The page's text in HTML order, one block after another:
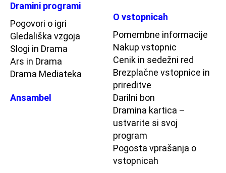
Dramini programi
Pogovori o igri
Gledališka vzgoja
Slogi in Drama
Ars in Drama
Drama Mediateka
Ansambel
O vstopnicah
Pomembne informacije
Nakup vstopnic
Cenik in sedežni red
Brezplačne vstopnice in
prireditve
Darilni bon
Dramina kartica –
ustvarite si svoj
program
Pogosta vprašanja o
vstopnicah